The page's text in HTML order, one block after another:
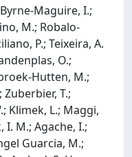
Maguire, I.;
M.; Robalo-
P.; Teixeira, A.
O.;
Hutten, M.;
T.;
Klimek, L.; Maggi,
I. M.; Agache, I.;
Guarcia, M.;